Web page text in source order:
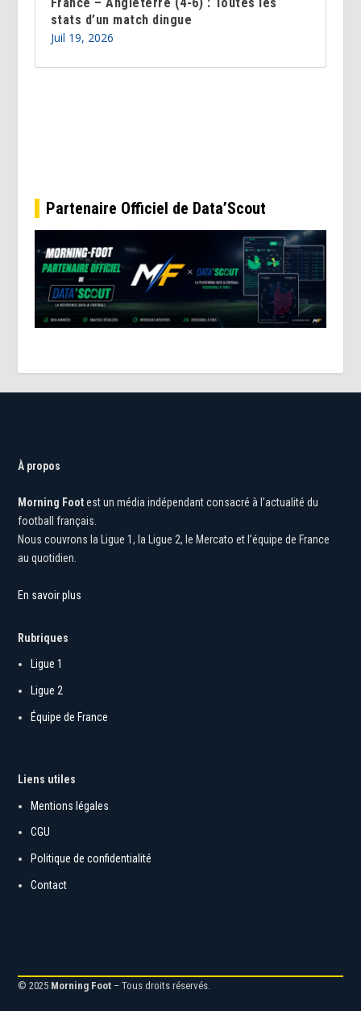
stats d’un match dingue
Juil 19, 2026
Partenaire Officiel de Data’Scout
À propos
Morning Footest un média indépendant consacré à l’actualité du
football français.
Nous couvrons la Ligue 1, la Ligue 2, le Mercato et l’équipe de France
au quotidien.
En savoir plus
Rubriques
Ligue 1
Ligue 2
Équipe de France
Liens utiles
Mentions légales
CGU
Politique de confidentialité
Contact
© 2025 Morning Foot – Tous droits réservés.